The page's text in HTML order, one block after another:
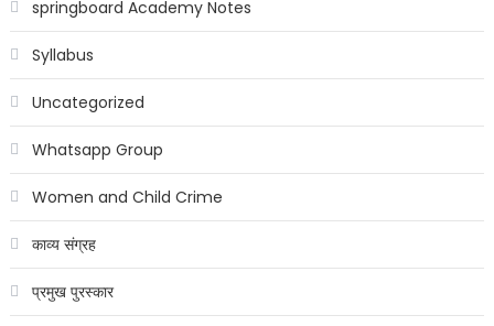
springboard Academy Notes
Syllabus
Uncategorized
Whatsapp Group
Women and Child Crime
काव्य संग्रह
प्रमुख पुरस्कार